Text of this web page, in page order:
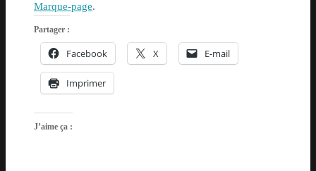
Marque-page.
Partager :
Facebook X E-mail
Imprimer
J’aime ça :